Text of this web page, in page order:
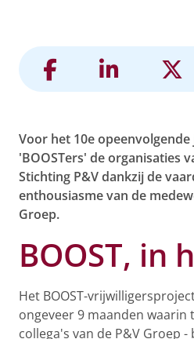
Voor het 10e
'BOOSTers' de organisaties
Stichting P&V dankzij de
enthousiasme van de
Groep.
BOOST, in
Het BOOST-
ongeveer 9 maanden waarin
collega's van de P&V Groep -